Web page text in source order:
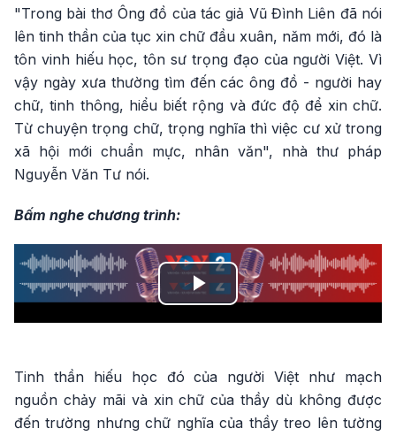
"Trong bài thơ Ông đồ của tác giả Vũ Đình Liên đã nói
lên tinh thần của tục xin chữ đầu xuân, năm mới, đó là
tôn vinh hiếu học, tôn sư trọng đạo của người Việt. Vì
vậy ngày xưa thường tìm đến các ông đồ - người hay
chữ, tinh thông, hiểu biết rộng và đức độ để xin chữ.
Từ chuyện trọng chữ, trọng nghĩa thì việc cư xử trong
xã hội mới chuẩn mực, nhân văn", nhà thư pháp
Nguyễn Văn Tư nói.
Bấm nghe chương trình:
Play
Tinh thần hiếu học đó của người Việt như mạch
nguồn chảy mãi và xin chữ của thầy dù không được
đến trường nhưng chữ nghĩa của thầy treo lên tường